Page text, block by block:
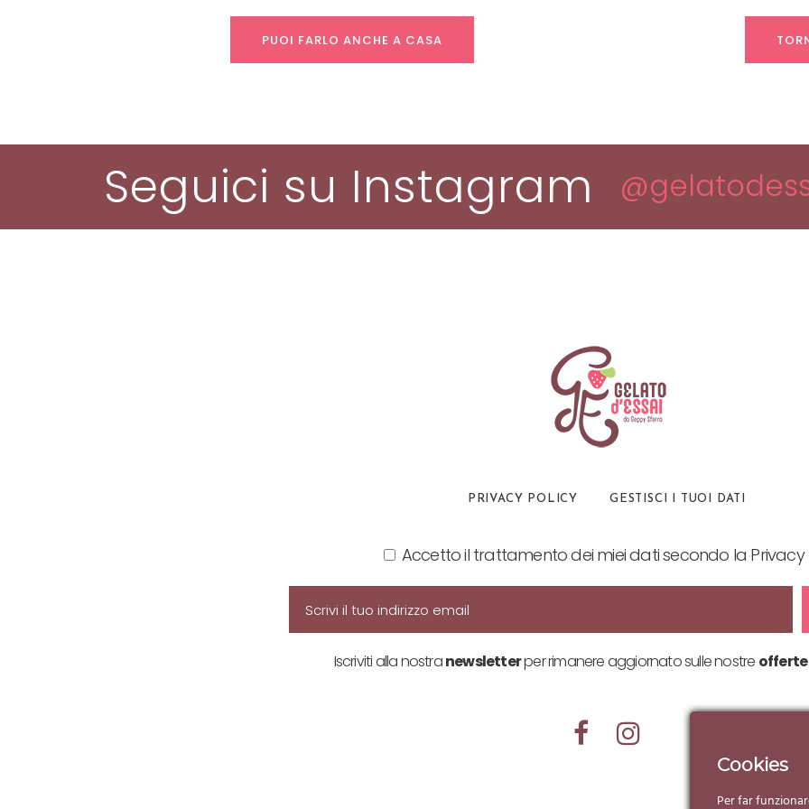
PUOI FARLO ANCHE A CASA
Seguici su Instagram
PRIVACY POLICY GESTISCI I TUOI DATI
Accetto il trattamento dei miei dati secondo la Privacy
Iscriviti alla nostranewsletterper rimanere aggiornato sulle nostre
Cookies
Per far